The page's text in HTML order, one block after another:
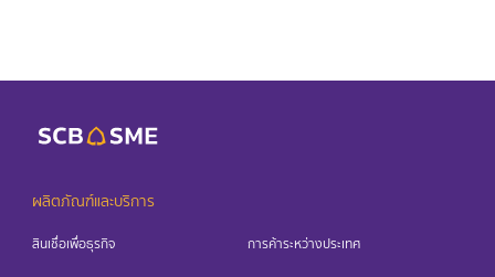
ผลิตภัณฑ์และบริการ
สินเชื่อเพื่อธุรกิจ การค้าระหว่างประเทศ